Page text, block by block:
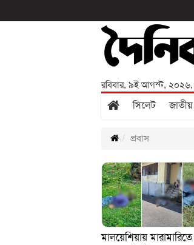
রবিবার, ৯ই আগস্ট, ২০২৬,
সিলেট জাতীয়
প্রবাস
মালয়েশিয়ায়